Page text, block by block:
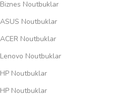
Biznes Noutbuklar
ASUS Noutbuklar
ACER Noutbuklar
Lenovo Noutbuklar
HP Noutbuklar
HP Noutbuklar